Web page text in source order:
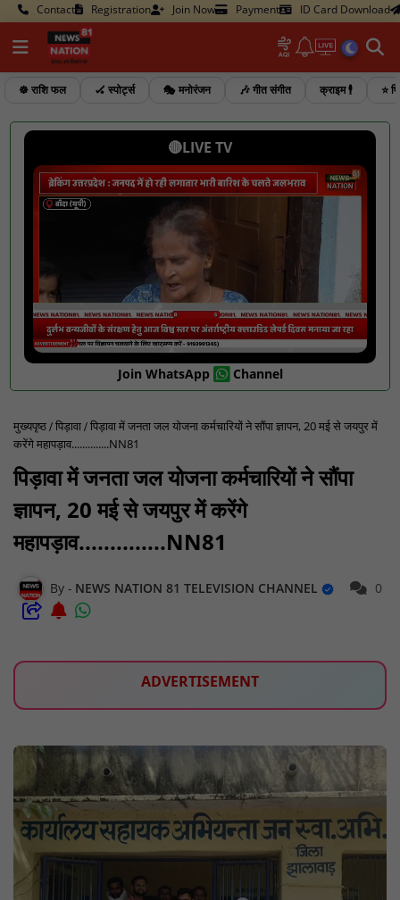
Contact Registration Join Now Payment ID Card Download
☸️ राशि फल 🏑 स्पोर्ट्स 🎭 मनोरंजन 🎶 गीत संगीत क्राइम 🕴️ ⭐
🔴LIVE TV
Join WhatsApp Channel
मुख्यपृष्ठ पिड़ावा पिड़ावा में जनता जल योजना कर्मचारियों ने सौंपा ज्ञापन, 20 मई से जयपुर में
करेंगे महापड़ाव..............NN81
पिड़ावा में जनता जल योजना कर्मचारियों ने सौंपा
ज्ञापन, 20 मई से जयपुर में करेंगे
महापड़ाव..............NN81
NEWS NATION 81 TELEVISION CHANNEL 0
ADVERTISEMENT